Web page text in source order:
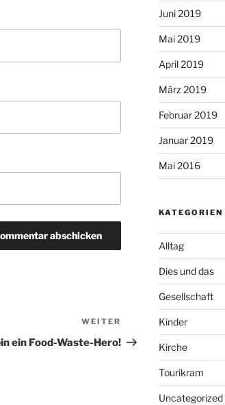
Nächster
Beitrag
WEITER
ein Food-Waste-Hero!
Juni 2019
Mai 2019
April 2019
März 2019
Februar 2019
Januar 2019
Mai 2016
KATEGORIEN
Alltag
Dies und das
Gesellschaft
Kinder
Kirche
Tourikram
Uncategorized